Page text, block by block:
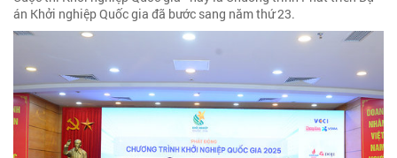
án Khởi nghiệp Quốc gia đã bước sang năm thứ 23.